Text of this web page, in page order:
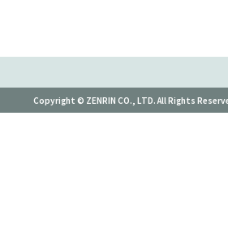
Copyright © ZENRIN CO., LTD. All Rights